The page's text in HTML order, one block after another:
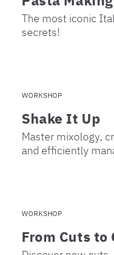
The most iconic
secrets!
WORKSHOP
Shake It Up
Master mixology,
and efficiently
WORKSHOP
From Cuts